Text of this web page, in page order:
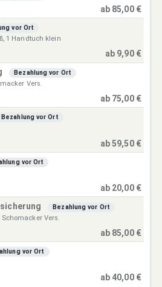
ab 85,00 €
vor Ort
1 Handtuch klein
ab 9,90 €
Bezahlung vor Ort
Vers.
ab 75,00 €
Bezahlung vor Ort
ab 59,50 €
vor Ort
ab 20,00 €
Bezahlung vor Ort
Vers.
ab 85,00 €
vor Ort
ab 40,00 €